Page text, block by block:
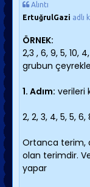
Alıntı
ErtuğrulGazi adlı
ÖRNEK:
2,3 , 6, 9, 5, 10,
grubun çeyrekler
1. Adım: verileri
2, 2, 3, 4, 5, 5, 6,
Ortanca terim,
olan terimdir.
yapar